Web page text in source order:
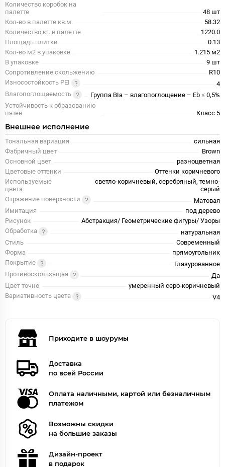
Количество коробок на
палетте
48 шт
Кол-во в палетте кв.м.
58.32
Количество кг. в палетте
1220.0
Площадь плитки
0.13
Кол-во м2 в упаковке
1.215 м2
В упаковке
9 шт
Сопротивление скольжению
R10
Износостойкость PEI
4
Влагопоглощаемость
Группа BIa – влагопоглощение – Eb ≤ 0,5%
Устойчивость к образованию
пятен
Класс 5
Внешнее исполнение
Тональная вариация
сильная
Фабричный цвет
Brown
Основной цвет
разноцветная
Цветовые оттенки
Оттенки коричневого
Используемые
цвета
светло-коричневый, серебряный, темно-
серый
Отражение поверхности
Матовая
Имитация
под дерево
Рисунок
Абстракция/ Геометрические фигуры/ Узоры
Обработка
натуральная
Стиль
Современный
Форма
прямоугольник
Покрытие
Глазурованное
Противоскользящая
Да
Цвет точно
умеренный серо-коричневый
Вариативность цвета
V4
Приходите в шоурумы
Доставка
по всей России
Оплата наличными, картой или безналичным
платежом
Возможны скидки
на большие заказы
Дизайн-проект
в подарок